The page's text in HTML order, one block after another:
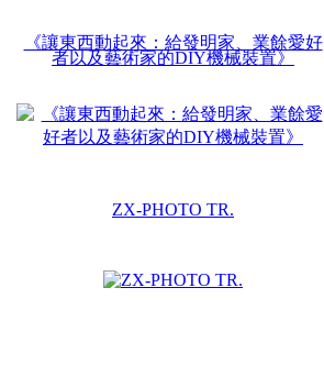
《讓東西動起來：給發明家、業餘愛好
者以及藝術家的DIY機械裝置》
ZX-PHOTO TR.